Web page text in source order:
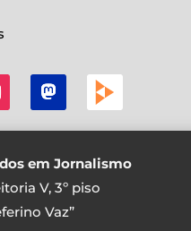
em Jornalismo
V, 3º piso
Vaz”